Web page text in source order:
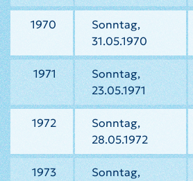
1970
Sonntag,
31.05.1970
1971
Sonntag,
23.05.1971
1972
Sonntag,
28.05.1972
1973
Sonntag,